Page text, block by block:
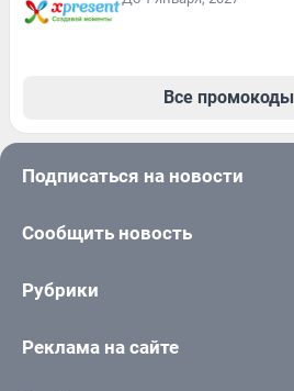
Все промокоды
Подписаться на новости
Сообщить новость
Рубрики
Реклама на сайте